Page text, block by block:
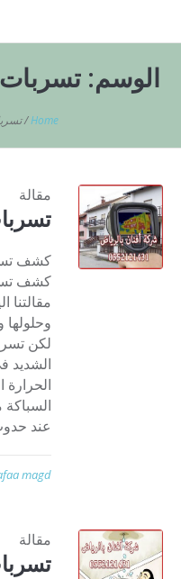
الوسم: تسربات
Home
/
مقالة
كشف
مقالتنا
لكن
الشديد
الحرارة
السباكة
عند
magd
مقالة